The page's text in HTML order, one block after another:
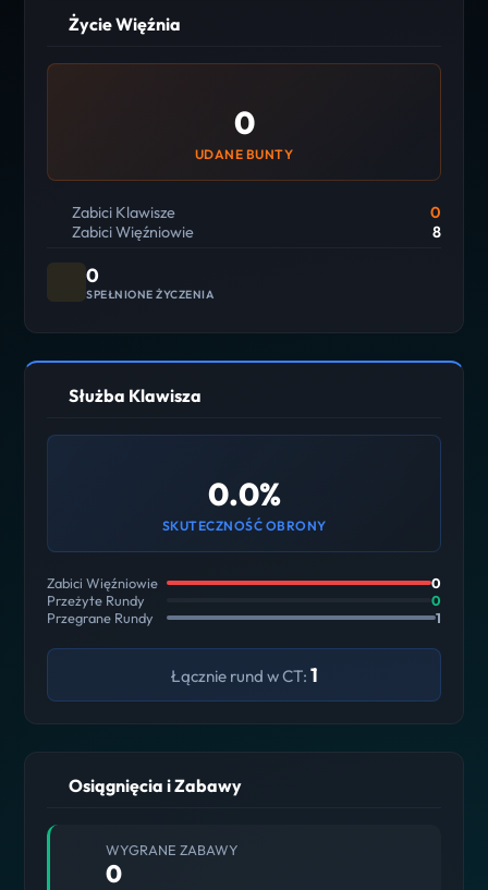
Życie Więźnia
0
UDANE BUNTY
Zabici Klawisze
0
Zabici Więźniowie
8
0
SPEŁNIONE ŻYCZENIA
Służba Klawisza
0.0%
SKUTECZNOŚĆ OBRONY
Zabici Więźniowie
0
Przeżyte Rundy
0
Przegrane Rundy
1
Łącznie rund w CT: 1
Osiągnięcia i Zabawy
WYGRANE ZABAWY
0